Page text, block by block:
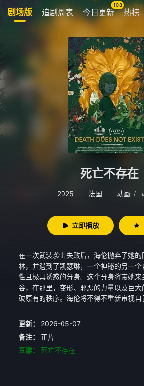
剧场版 追剧周表 今日更新
108
热榜
我的观影记录
暂无观看影片的记录
死亡不存在
2025 法国 动画 /
立即播放
在一次武装袭击失败后，海伦抛弃了她的
林，并遇到了凯瑟琳，一个神秘的另一
性且极具诱惑的分身。这个分身将带她来
谷，在那里，变形、邪恶的力量以及巨
破原有的秩序。海伦将不得不重新审视自
更新：
2026-05-07
备注：
正片
豆瓣：
死亡不存在